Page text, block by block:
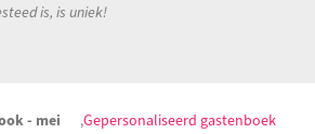
is, is uniek!
- mei
,Gepersonaliseerd gastenboek